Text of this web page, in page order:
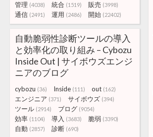
管理 (4038) 統合 (1519) 販売 (3998)
通信 (2491) 運用 (2486) 開始 (22402)
自動脆弱性診断ツールの導入
と効率化の取り組み – Cybozu
Inside Out | サイボウズエンジ
ニアのブログ
cybozu (36) Inside (111) out (162)
エンジニア (371) サイボウズ (394)
ツール (2914) ブログ (9054)
効率 (1104) 導入 (3683) 脆弱 (3390)
自動 (2857) 診断 (690)